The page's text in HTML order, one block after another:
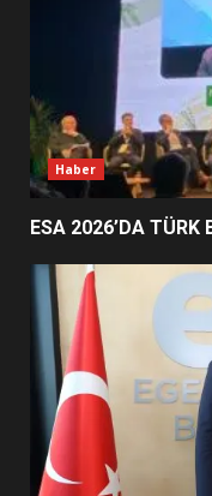
4
5
6
Haber
ESA 2026’DA